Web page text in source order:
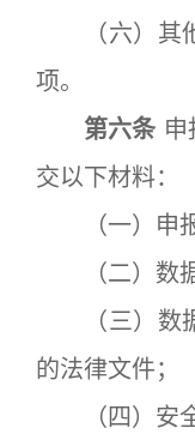
（六）其他
项。
第六条
交以下材料：
（一）申报
（二）数据
（三）数据
的法律文件；
（四）安全